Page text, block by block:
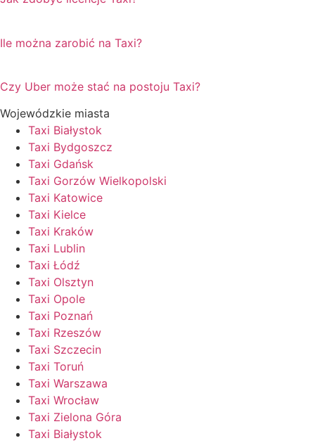
Ile można zarobić na Taxi?
Czy Uber może stać na postoju Taxi?
Wojewódzkie miasta
Taxi Białystok
Taxi Bydgoszcz
Taxi Gdańsk
Taxi Gorzów Wielkopolski
Taxi Katowice
Taxi Kielce
Taxi Kraków
Taxi Lublin
Taxi Łódź
Taxi Olsztyn
Taxi Opole
Taxi Poznań
Taxi Rzeszów
Taxi Szczecin
Taxi Toruń
Taxi Warszawa
Taxi Wrocław
Taxi Zielona Góra
Taxi Białystok